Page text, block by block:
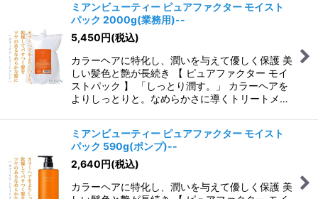
ミアンビューティー ピュアファクター モイスト
パック 2000g(業務用)--
5,450円(税込)
カラーヘアに特化し、潤いを与えて優しく保護 美
しい髪色と艶が長続き 【 ピュアファクター モイ
ストパック 】 「しっとり潤す。」 カラーヘアを
よりしっとりと。なめらかさに導くトリートメ…
ミアンビューティー ピュアファクター モイスト
パック 590g(ポンプ)--
2,640円(税込)
カラーヘアに特化し、潤いを与えて優しく保護 美